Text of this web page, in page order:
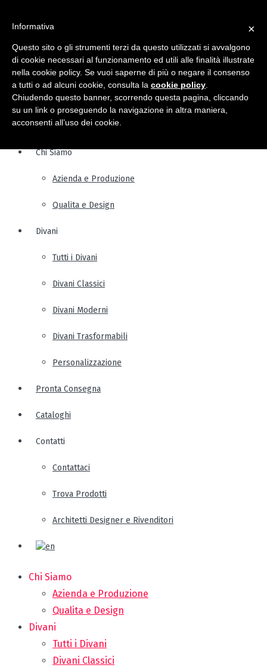
Chi Siamo
Azienda e Produzione
Qualita e Design
Divani
Tutti i Divani
Divani Classici
Divani Moderni
Divani Trasformabili
Personalizzazione
Pronta Consegna
Cataloghi
Contatti
Contattaci
Trova Prodotti
Architetti Designer e Rivenditori
Chi Siamo
Azienda e Produzione
Qualita e Design
Divani
Tutti i Divani
Divani Classici
×
Informativa
Questo sito o gli strumenti terzi da questo utilizzati si avvalgono
di cookie necessari al funzionamento ed utili alle finalità illustrate
nella cookie policy. Se vuoi saperne di più o negare il consenso
a tutti o ad alcuni cookie, consulta la cookie policy
Chiudendo questo banner, scorrendo questa pagina, cliccando
su un link o proseguendo la navigazione in altra maniera,
acconsenti all’uso dei cookie.